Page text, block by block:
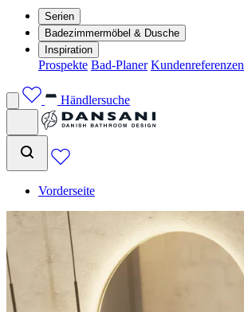
Serien
Badezimmermöbel & Dusche
Inspiration
Prospekte Bad-Planer Kundenreferenzen
Händlersuche
Vorderseite